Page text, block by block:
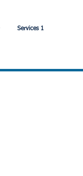
Services 1